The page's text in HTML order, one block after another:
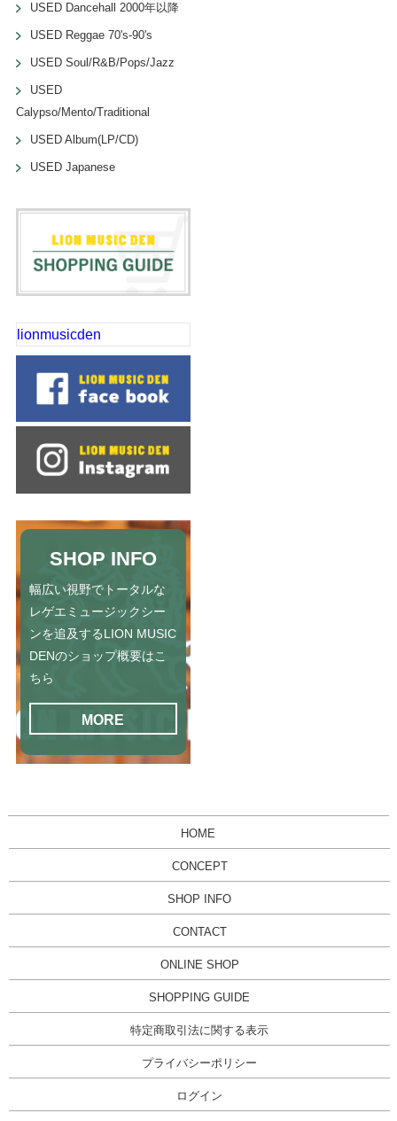
USED Dancehall 2000年以降
USED Reggae 70's-90's
USED Soul/R&B/Pops/Jazz
USED
Calypso/Mento/Traditional
USED Album(LP/CD)
USED Japanese
lionmusicden
SHOP INFO
幅広い視野でトータルな
レゲエミュージックシー
ンを追及するLION MUSIC
DENのショップ概要はこ
ちら
MORE
HOME
CONCEPT
SHOP INFO
CONTACT
ONLINE SHOP
SHOPPING GUIDE
特定商取引法に関する表示
プライバシーポリシー
ログイン